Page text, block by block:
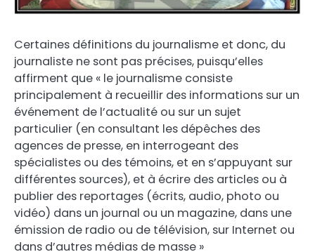
Certaines définitions du journalisme et donc, du
journaliste ne sont pas précises, puisqu’elles
affirment que « le journalisme consiste
principalement à recueillir des informations sur un
événement de l’actualité ou sur un sujet
particulier (en consultant les dépêches des
agences de presse, en interrogeant des
spécialistes ou des témoins, et en s’appuyant sur
différentes sources), et à écrire des articles ou à
publier des reportages (écrits, audio, photo ou
vidéo) dans un journal ou un magazine, dans une
émission de radio ou de télévision, sur Internet ou
dans d’autres médias de masse »